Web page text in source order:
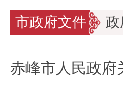
市政府文件 政